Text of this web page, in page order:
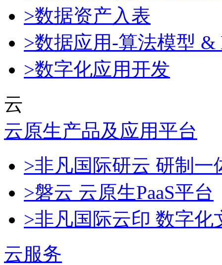
>数据资产入表
>数据应用-算法模型 &
>数字化应用开发
云
云原生产品及应用平台
>非凡国际研云 研制
>磐云 云原生PaaS平台
>非凡国际云印 数字化
云服务